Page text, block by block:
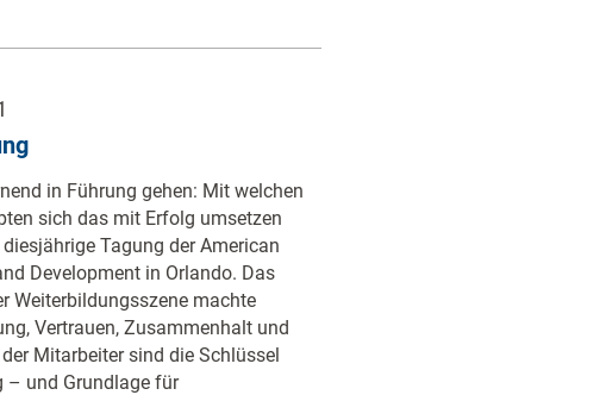
in Führung gehen: Mit welchen
sich das mit Erfolg umsetzen
Tagung der American
Development in Orlando. Das
Weiterbildungsszene machte
Vertrauen, Zusammenhalt und
Mitarbeiter sind die Schlüssel
– und Grundlage für